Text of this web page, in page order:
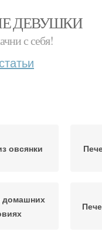
ДЕВУШКИ
с себя!
статьи
овсянки
домашних